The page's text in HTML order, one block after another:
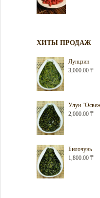
ХИТЫ ПРОДАЖ
Лунцзин
3,000.00 ₸
Улун
2,000.00 ₸
Билочунь
1,800.00 ₸